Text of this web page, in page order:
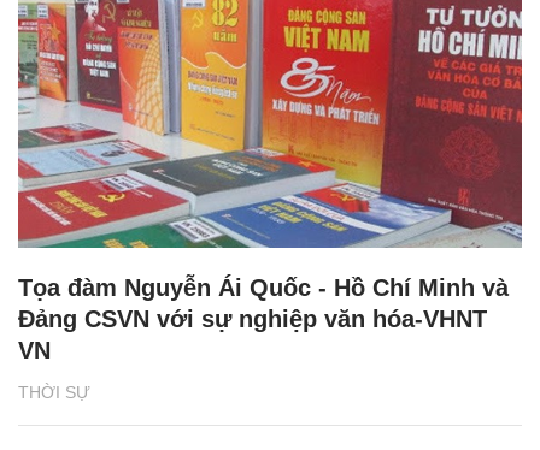
THỜI SỰ
Tọa đàm Nguyễn Ái Quốc - Hồ Chí Minh và
Đảng CSVN với sự nghiệp văn hóa-VHNT
VN